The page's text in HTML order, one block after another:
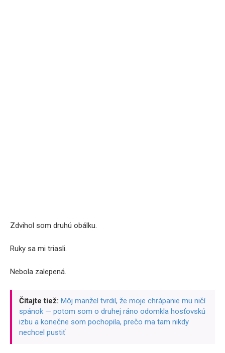
Zdvihol som druhú obálku.
Ruky sa mi triasli.
Nebola zalepená.
Čítajte tiež: Môj manžel tvrdil, že moje chrápanie mu ničí
spánok — potom som o druhej ráno odomkla hosťovskú
izbu a konečne som pochopila, prečo ma tam nikdy
nechcel pustiť